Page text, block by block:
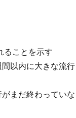
ることを示す
以内に大きな流行
だ終わっていな